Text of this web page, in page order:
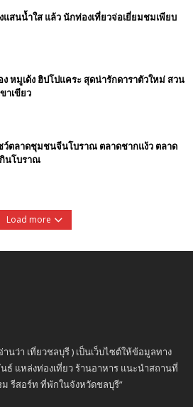
แสนน้ำใส แล้ว นักท่องเที่ยวจ่อเยี่ยมชมเพียบ
หมูเด้ง ฮิปโปแคระ สุดน่ารักดาราตัวใหม่ สวน
าเขียว
ว์ตลาดชุมชนจีนโบราณ ตลาดชากแง้ว ตลาด
นโบราณ
Load more
นว่า เที่ยวชลบุรี ) เป็นเว็บไซต์ให้ข้อมูลทาง
ธ์ แหล่งท่องเที่ยว ร้านอาหาร แนะนำสถานที่
ม รีสอร์ท ที่พักในจังหวัดชลบุรี”